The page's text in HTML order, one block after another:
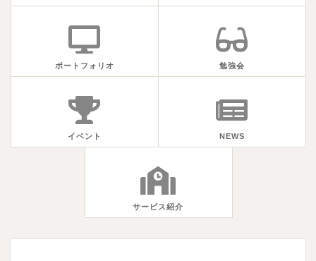
ポートフォリオ 勉強会
イベント NEWS
サービス紹介